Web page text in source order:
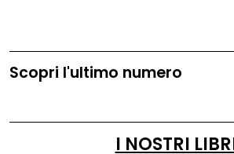
Scopri l'ultimo numero
I NOSTRI